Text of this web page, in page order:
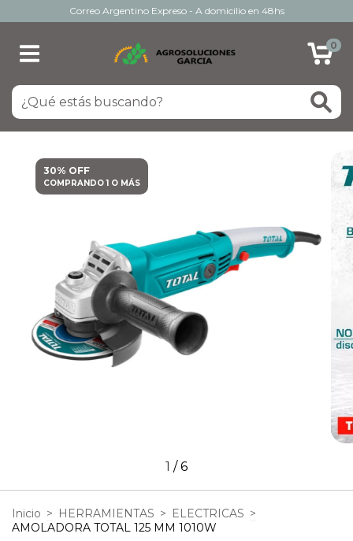
Correo Argentino Expreso - A domicilio en 48hs
0
30% OFF
COMPRANDO 1 O MÁS
1 /6
Inicio > HERRAMIENTAS > ELECTRICAS >
AMOLADORA TOTAL 125 MM 1010W